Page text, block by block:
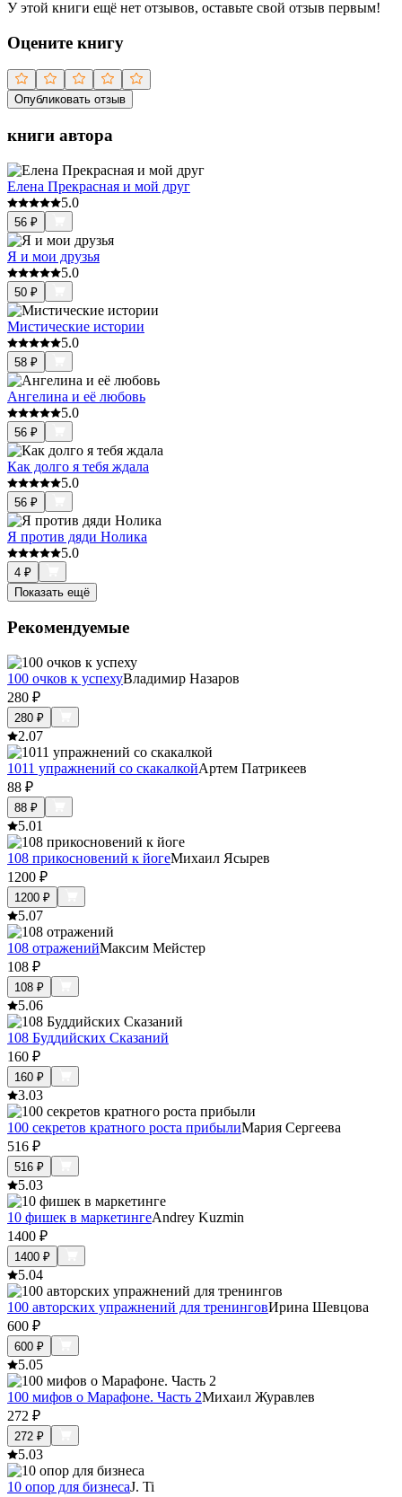
У этой книги ещё нет отзывов, оставьте свой отзыв первым!
Оцените книгу
Опубликовать отзыв
книги автора
Елена Прекрасная и мой друг
5.0
56 ₽
Я и мои друзья
5.0
50 ₽
Мистические истории
5.0
58 ₽
Ангелина и её любовь
5.0
56 ₽
Как долго я тебя ждала
5.0
56 ₽
Я против дяди Нолика
5.0
4 ₽
Показать ещё
Рекомендуемые
100 очков к успехуВладимир Назаров
280 ₽
280 ₽
2.07
1011 упражнений со скакалкойАртем Патрикеев
88 ₽
88 ₽
5.01
108 прикосновений к йогеМихаил Ясырев
1200 ₽
1200 ₽
5.07
108 отраженийМаксим Мейстер
108 ₽
108 ₽
5.06
108 Буддийских Сказаний
160 ₽
160 ₽
3.03
100 секретов кратного роста прибылиМария Сергеева
516 ₽
516 ₽
5.03
10 фишек в маркетингеAndrey Kuzmin
1400 ₽
1400 ₽
5.04
100 авторских упражнений для тренинговИрина Шевцова
600 ₽
600 ₽
5.05
100 мифов о Марафоне. Часть 2Михаил Журавлев
272 ₽
272 ₽
5.03
10 опор для бизнесаJ. Ti